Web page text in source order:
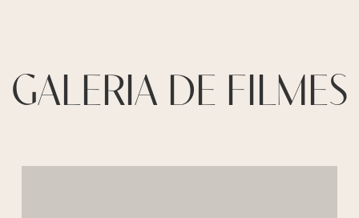
GALERIA DE FILMES